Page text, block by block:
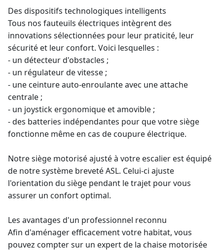
Des dispositifs technologiques intelligents
Tous nos fauteuils électriques intègrent des
innovations sélectionnées pour leur praticité, leur
sécurité et leur confort. Voici lesquelles :
- un détecteur d'obstacles ;
- un régulateur de vitesse ;
- une ceinture auto-enroulante avec une attache
centrale ;
- un joystick ergonomique et amovible ;
- des batteries indépendantes pour que votre siège
fonctionne même en cas de coupure électrique.
Notre siège motorisé ajusté à votre escalier est équipé
de notre système breveté ASL. Celui-ci ajuste
l'orientation du siège pendant le trajet pour vous
assurer un confort optimal.
Les avantages d'un professionnel reconnu
Afin d'aménager efficacement votre habitat, vous
pouvez compter sur un expert de la chaise motorisée